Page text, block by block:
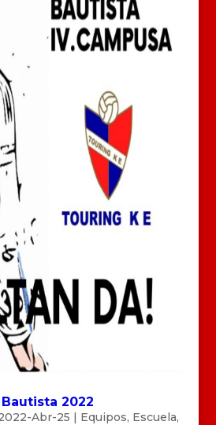
2022
Abr-25 | Equipos, Escuela,